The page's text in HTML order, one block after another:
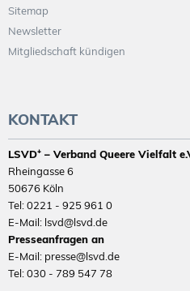
Sitemap
Newsletter
Mitgliedschaft kündigen
KONTAKT
LSVD⁺ – Verband Queere Vielfalt
Rheingasse 6
50676 Köln
Tel: 0221 - 925 961 0
E-Mail: lsvd@lsvd.de
Presseanfragen an
E-Mail: presse@lsvd.de
Tel: 030 - 789 547 78